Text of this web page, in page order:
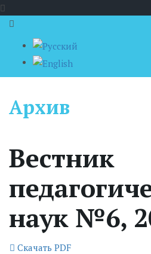
Архив
Вестник
наук №6,
Скачать PDF